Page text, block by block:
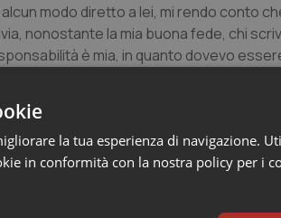
modo diretto a lei, mi rendo conto
nonostante la mia buona fede, chi
è mia, in quanto dovevo
(vedi qui sotto) tra i due, seguiti alla
gradita da Burioni, il quale, di
si ripetono però gli estremi della
e da cui si evince che il giudice
la tua esperienza di navigazione.
in conformità con la nostra policy per i